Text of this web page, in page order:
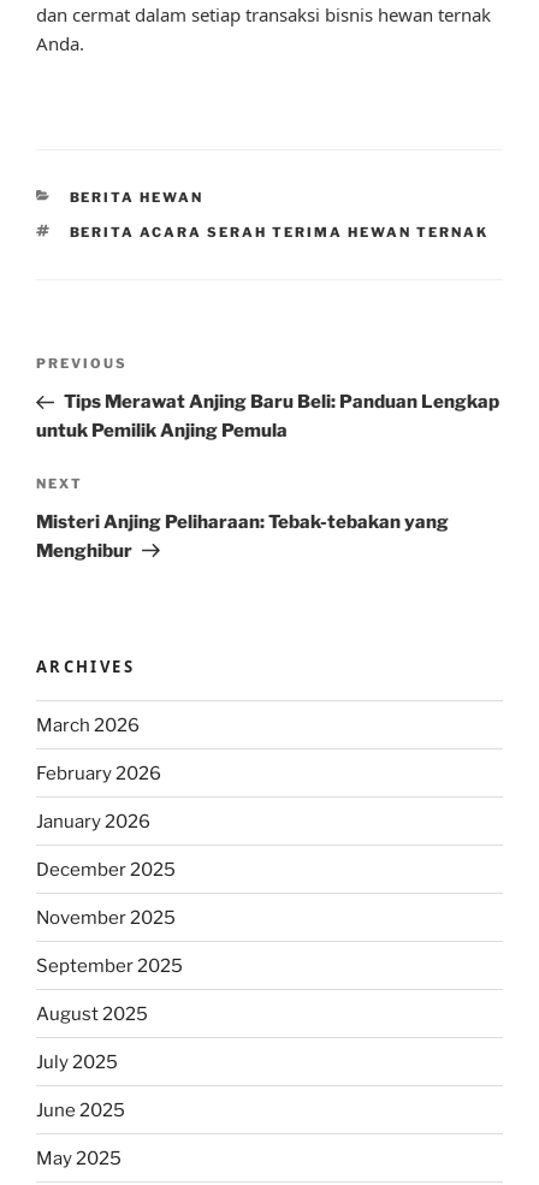
dan cermat dalam setiap transaksi bisnis hewan ternak
Anda.
CATEGORIES
BERITA HEWAN
TAGS
BERITA ACARA SERAH TERIMA HEWAN TERNAK
Previous
Post
PREVIOUS
Tips Merawat Anjing Baru Beli: Panduan Lengkap
untuk Pemilik Anjing Pemula
Next
Post
NEXT
Misteri Anjing Peliharaan: Tebak-tebakan yang
Menghibur
ARCHIVES
March 2026
February 2026
January 2026
December 2025
November 2025
September 2025
August 2025
July 2025
June 2025
May 2025